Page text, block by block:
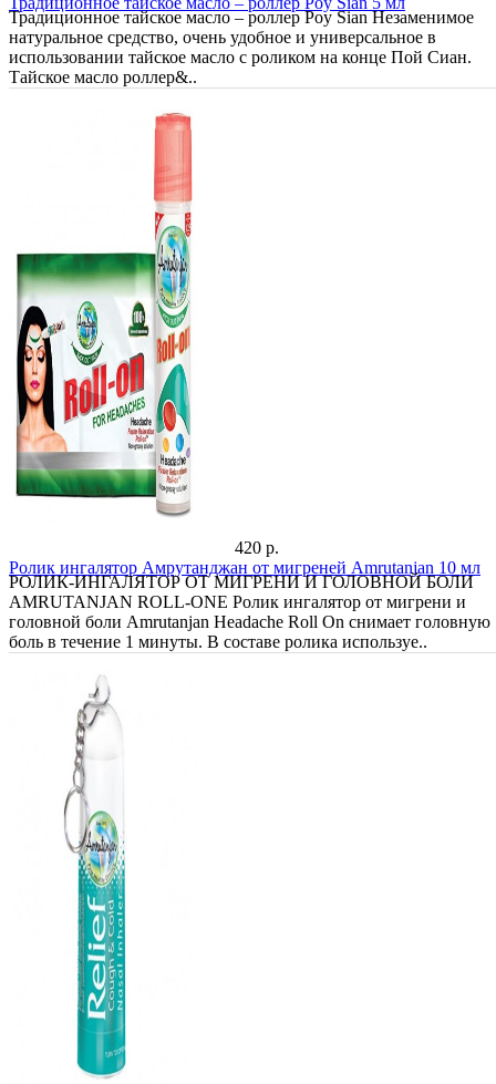
Традиционное тайское масло – роллер Poy Sian Незаменимое
натуральное средство, очень удобное и универсальное в
использовании тайское масло с роликом на конце Пой Сиан.
Тайское масло роллер&..
420 р.
Ролик ингалятор Амрутанджан от мигреней Amrutanjan 10 мл
РОЛИК-ИНГАЛЯТОР ОТ МИГРЕНИ И ГОЛОВНОЙ БОЛИ
AMRUTANJAN ROLL-ONE Ролик ингалятор от мигрени и
головной боли Amrutanjan Headache Roll On снимает головную
боль в течение 1 минуты. В составе ролика используе..